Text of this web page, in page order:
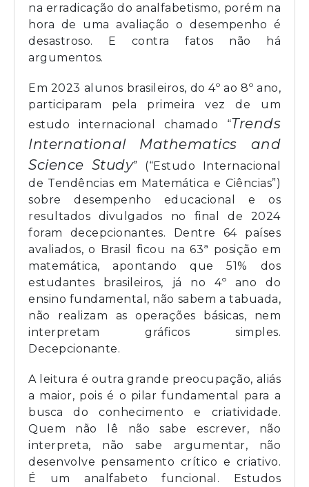
na erradicação do analfabetismo, porém na
hora de uma avaliação o desempenho é
desastroso. E contra fatos não há
argumentos.
Em 2023 alunos brasileiros, do 4º ao 8º ano,
participaram pela primeira vez de um
estudo internacional chamado “Trends
International Mathematics and
Science Study” (“Estudo Internacional
de Tendências em Matemática e Ciências”)
sobre desempenho educacional e os
resultados divulgados no final de 2024
foram decepcionantes. Dentre 64 países
avaliados, o Brasil ficou na 63ª posição em
matemática, apontando que 51% dos
estudantes brasileiros, já no 4º ano do
ensino fundamental, não sabem a tabuada,
não realizam as operações básicas, nem
interpretam gráficos simples.
Decepcionante.
A leitura é outra grande preocupação, aliás
a maior, pois é o pilar fundamental para a
busca do conhecimento e criatividade.
Quem não lê não sabe escrever, não
interpreta, não sabe argumentar, não
desenvolve pensamento crítico e criativo.
É um analfabeto funcional. Estudos